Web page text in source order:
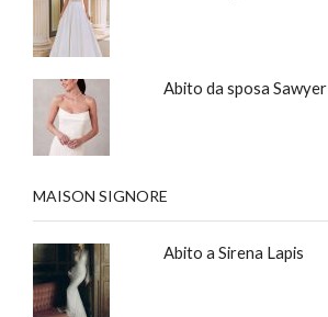
Abito da sposa Sawyer
MAISON SIGNORE
Abito a Sirena Lapis